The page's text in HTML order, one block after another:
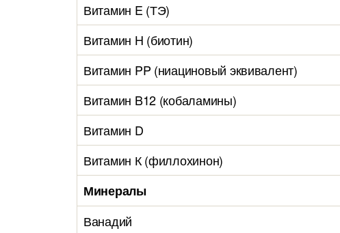
Витамин E (ТЭ)
Витамин H (биотин)
Витамин PP (ниациновый эквивалент)
Витамин B12 (кобаламины)
Витамин D
Витамин К (филлохинон)
Минералы
Ванадий